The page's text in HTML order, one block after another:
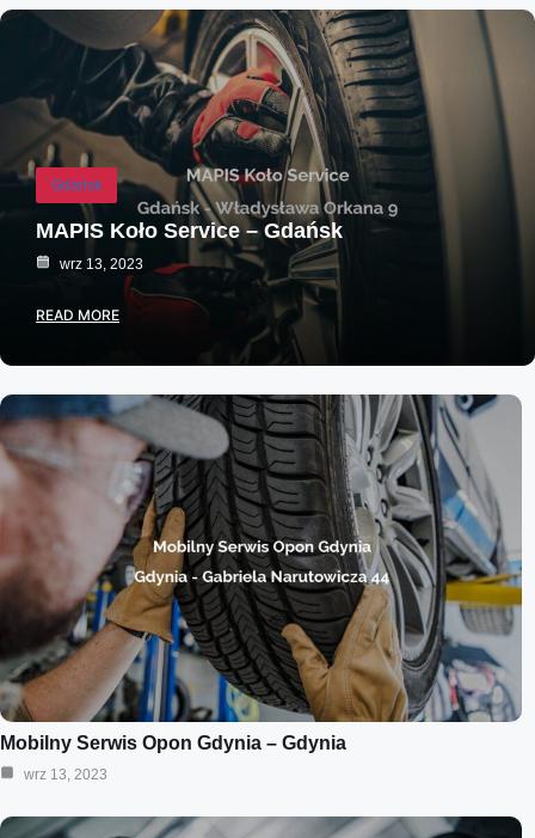
Gdańsk
MAPIS Koło Service – Gdańsk
wrz 13, 2023
READ MORE
Mobilny Serwis Opon Gdynia – Gdynia
wrz 13, 2023